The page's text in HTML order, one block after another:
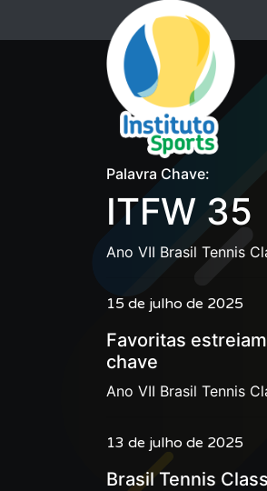
Palavra Chave:
ITFW 35
Ano VII Brasil Tennis
15 de julho de 2025
Favoritas
chave
Ano VII Brasil Tennis
13 de julho de 2025
Brasil Tennis